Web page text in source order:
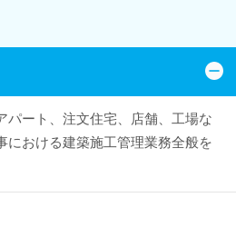
パート、注文住宅、店舗、工場な
における建築施工管理業務全般を